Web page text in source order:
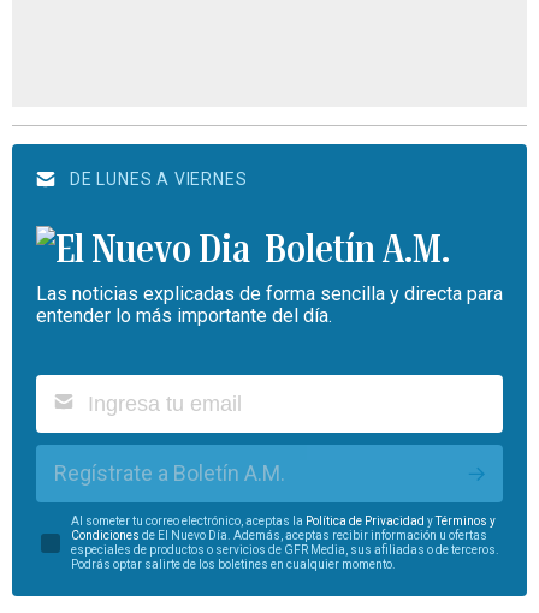
DE LUNES A VIERNES
Boletín A.M.
Las noticias explicadas de forma sencilla y directa para
entender lo más importante del día.
Regístrate a Boletín A.M.
Al someter tu correo electrónico, aceptas la Política de Privacidad y
Términos y
Condiciones de El Nuevo Día. Además, aceptas recibir información u ofertas
especiales de productos o servicios de GFR Media, sus afiliadas o de terceros.
Podrás optar salirte de los boletines en cualquier momento.